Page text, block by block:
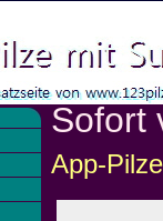
Sofort
App-